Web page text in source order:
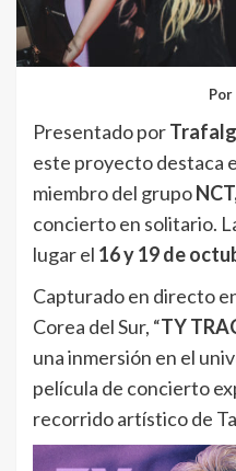
Presentado por
este proyecto destaca
miembro del grupo
concierto en solitario.
lugar el 16 y 19 de
Capturado en directo
Corea del Sur, “TY
una inmersión en el
película de concierto
recorrido artístico de